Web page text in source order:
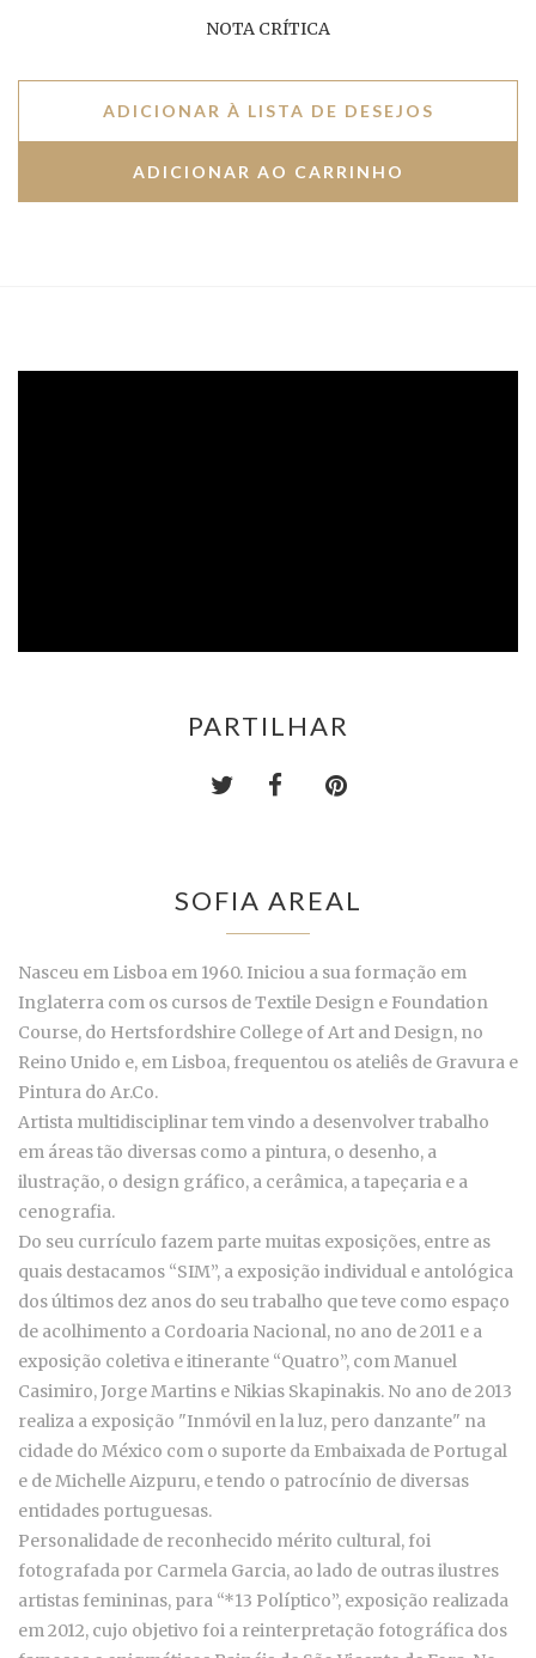
NOTA CRÍTICA
ADICIONAR À LISTA DE DESEJOS
PARTILHAR
SOFIA AREAL
Nasceu em Lisboa em 1960. Iniciou a sua formação em
Inglaterra com os cursos de Textile Design e Foundation
Course, do Hertsfordshire College of Art and Design, no
Reino Unido e, em Lisboa, frequentou os ateliês de Gravura e
Pintura do Ar.Co.
Artista multidisciplinar tem vindo a desenvolver trabalho
em áreas tão diversas como a pintura, o desenho, a
ilustração, o design gráfico, a cerâmica, a tapeçaria e a
cenografia.
Do seu currículo fazem parte muitas exposições, entre as
quais destacamos “SIM”, a exposição individual e antológica
dos últimos dez anos do seu trabalho que teve como espaço
de acolhimento a Cordoaria Nacional, no ano de 2011 e a
exposição coletiva e itinerante “Quatro”, com Manuel
Casimiro, Jorge Martins e Nikias Skapinakis. No ano de 2013
realiza a exposição "Inmóvil en la luz, pero danzante" na
cidade do México com o suporte da Embaixada de Portugal
e de Michelle Aizpuru, e tendo o patrocínio de diversas
entidades portuguesas.
Personalidade de reconhecido mérito cultural, foi
fotografada por Carmela Garcia, ao lado de outras ilustres
artistas femininas, para “*13 Políptico”, exposição realizada
em 2012, cujo objetivo foi a reinterpretação fotográfica dos